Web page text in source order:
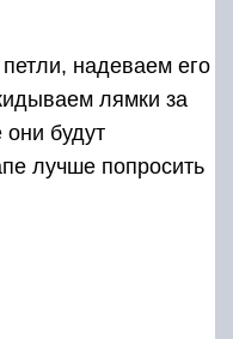
надеваем его
лямки за
они будут
лучше попросить